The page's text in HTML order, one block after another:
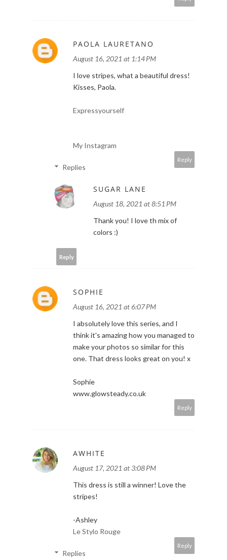
PAOLA LAURETANO
August 16, 2021 at 1:14 PM
I love stripes, what a beautiful dress!
Kisses, Paola.
Expressyourself
My Instagram
Reply
Replies
SUGAR LANE
August 18, 2021 at 8:51 PM
Thank you! I love th mix of
colors :)
Reply
SOPHIE
August 16, 2021 at 6:07 PM
I absolutely love this series, and I
think it's amazing how you managed to
make your photos so similar for this
one. That dress looks great on you! x
Sophie
www.glowsteady.co.uk
Reply
AWHITE
August 17, 2021 at 3:08 PM
This dress is still a winner! Love the
stripes!
-Ashley
Le Stylo Rouge
Reply
Replies